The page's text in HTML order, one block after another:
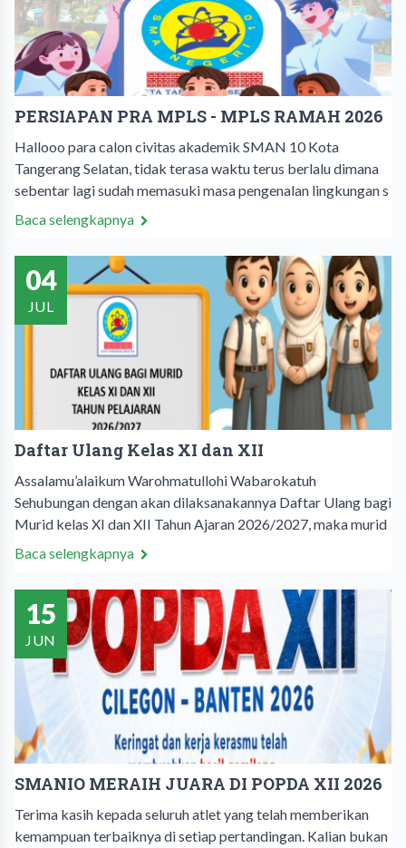
PERSIAPAN PRA MPLS - MPLS RAMAH 2026
Hallooo para calon civitas akademik SMAN 10 Kota
Tangerang Selatan, tidak terasa waktu terus berlalu dimana
sebentar lagi sudah memasuki masa pengenalan lingkungan s
Baca selengkapnya
04
JUL
Daftar Ulang Kelas XI dan XII
Assalamu’alaikum Warohmatullohi Wabarokatuh
Sehubungan dengan akan dilaksanakannya Daftar Ulang bagi
Murid kelas XI dan XII Tahun Ajaran 2026/2027, maka murid
Baca selengkapnya
15
JUN
SMANIO MERAIH JUARA DI POPDA XII 2026
Terima kasih kepada seluruh atlet yang telah memberikan
kemampuan terbaiknya di setiap pertandingan. Kalian bukan